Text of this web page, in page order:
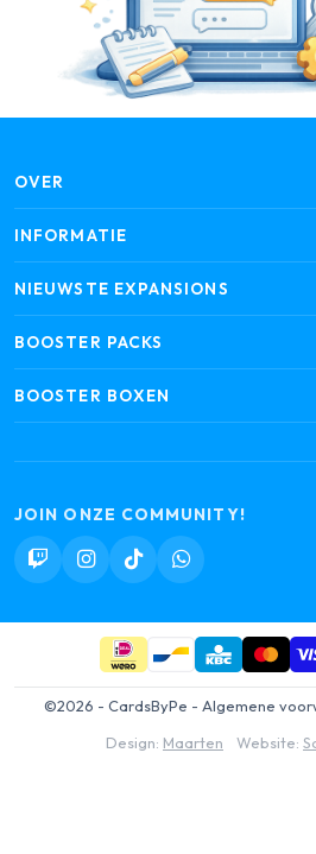
OVER
INFORMATIE
NIEUWSTE EXPANSIONS
BOOSTER PACKS
BOOSTER BOXEN
JOIN ONZE COMMUNITY!
©2026 - CardsByPe - Algemene
Design: Maarten Website: